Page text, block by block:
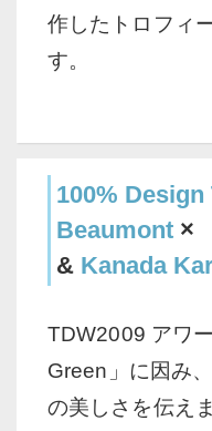
作したトロフィ
す。
100%
Beaumont ×
& Kanada
TDW2009 アワ
Green」に因み
の美しさを伝え